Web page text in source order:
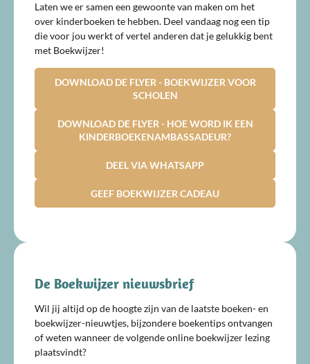
Laten we er samen een gewoonte van maken om het
over kinderboeken te hebben. Deel vandaag nog een tip
die voor jou werkt of vertel anderen dat je gelukkig bent
met Boekwijzer!
DOWNLOAD DE FLYER - BOEKWIJZER VOOR
SCHOLEN
DOWNLOAD DE FLYER - HOE WORD IK EEN
KINDERBOEKENAMBASSADEUR?
DEEL VIA WHATSAPP
GEEF BOEKWIJZER CADEAU
De Boekwijzer nieuwsbrief
Wil jij altijd op de hoogte zijn van de laatste boeken- en
boekwijzer-nieuwtjes, bijzondere boekentips ontvangen
of weten wanneer de volgende online boekwijzer lezing
plaatsvindt?